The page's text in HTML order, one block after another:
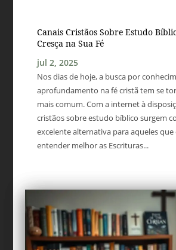
Canais Cristãos Sobre Estudo
Cresça na Sua Fé
jul 2, 2025
Nos dias de hoje, a busca por
aprofundamento na fé cristã tem se
mais comum. Com a internet à
cristãos sobre estudo bíblico surgem
excelente alternativa para aqueles que
entender melhor as Escrituras...